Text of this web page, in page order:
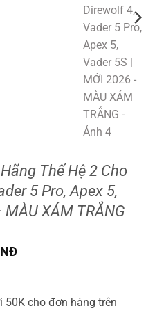
Thế Hệ 2 Cho
5 Pro, Apex 5,
XÁM TRẮNG
Giá
là:
50K cho đơn hàng trên